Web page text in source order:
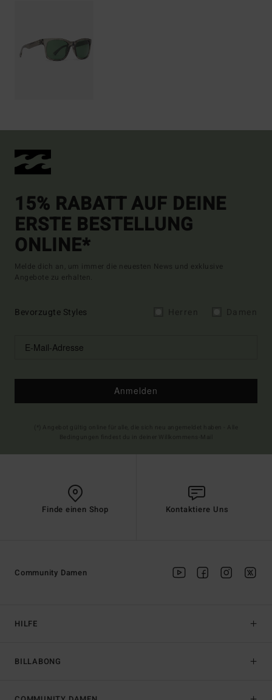
15% RABATT AUF DEINE
ERSTE BESTELLUNG
ONLINE*
Melde dich an, um immer die neuesten News und exklusive
Angebote zu erhalten.
Bevorzugte Styles
Anmelden
Finde einen Shop Kontaktiere Uns
HILFE
BILLABONG
Community Damen